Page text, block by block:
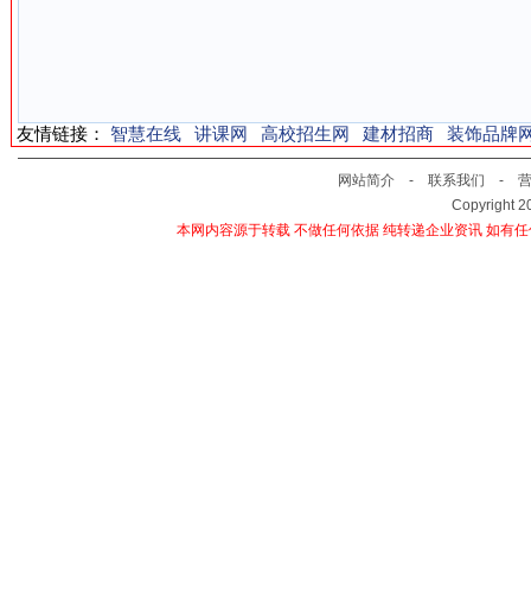
友情链接： 智慧在线 讲课网 高校招生网 建材招商 装饰品牌
网站简介 - 联系我们 -
Copyright
本网内容源于转载 不做任何依据 纯转递企业资讯 如有